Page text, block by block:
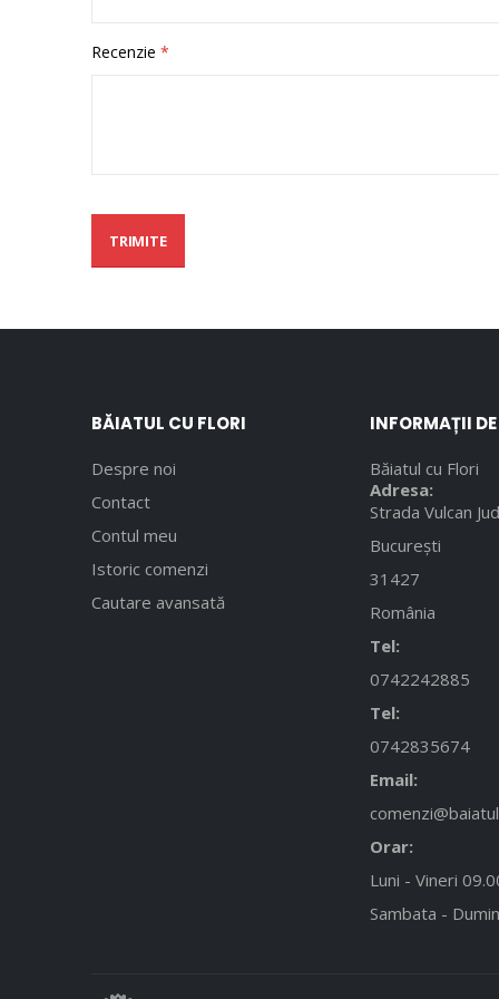
Recenzie
TRIMITE
BĂIATUL CU FLORI
Despre noi
Contact
Contul meu
Istoric comenzi
Cautare avansată
INFORMAȚII
Băiatul cu Flori
Adresa:
Strada Vulcan
București
31427
România
Tel:
0742242885
Tel:
0742835674
Email:
Orar:
Luni - Vineri
Sambata -